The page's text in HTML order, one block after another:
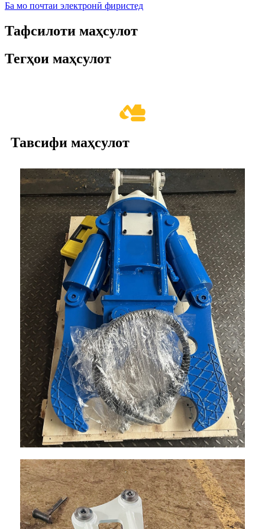
Ба мо почтаи электронӣ фиристед
Тафсилоти маҳсулот
Тегҳои маҳсулот
Тавсифи маҳсулот